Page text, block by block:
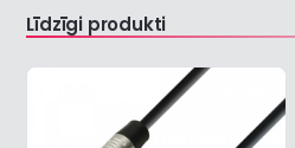
Līdzīgi produkti